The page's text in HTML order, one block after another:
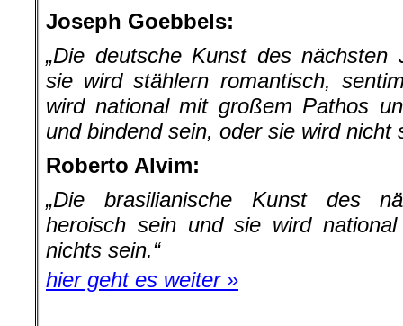
Joseph Goebbels:
„Die deutsche Kunst des nächsten
sie wird stählern romantisch,
wird national mit großem Pathos
und bindend sein, oder sie wird nicht
Roberto Alvim:
„Die brasilianische Kunst des
heroisch sein und sie wird
nichts sein.“
hier geht es weiter »